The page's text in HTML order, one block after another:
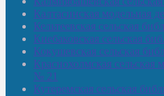
Калтасинская модельная
Кельтеевская сельская
Киебаковская сельская
Кокушевская сельская
Краснохолмская сельская
№ 21
Кутеремская сельская